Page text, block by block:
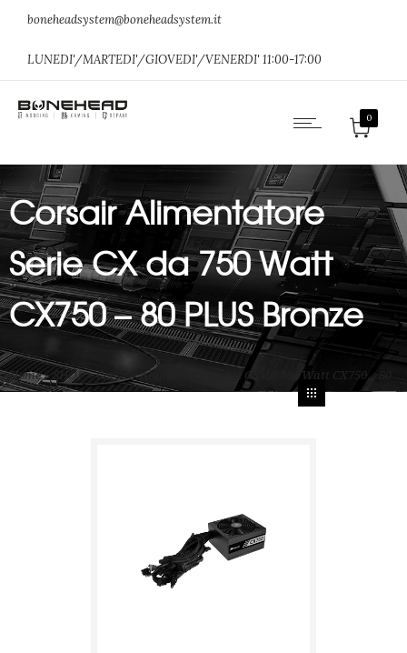
boneheadsystem@boneheadsystem.it
LUNEDI'/MARTEDI'/GIOVEDI'/VENERDI' 11:00-17:00
0
Corsair Alimentatore
Serie CX da 750 Watt
CX750 – 80 PLUS Bronze
Home»SHOP»Corsair Alimentatore Serie CX da 750 Watt CX750 – 80